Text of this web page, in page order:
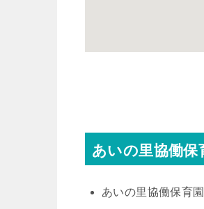
あいの里協働保
あいの里協働保育園